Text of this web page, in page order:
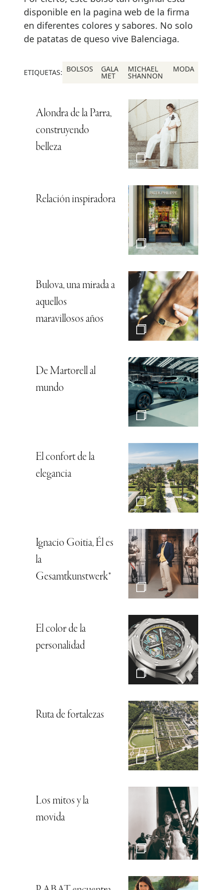
disponible en la pagina web de la firma
en diferentes colores y sabores. No solo
de patatas de queso vive Balenciaga.
ETIQUETAS: BOLSOS GALA
MET
MICHAEL
SHANNON
MODA
Alondra de la Parra,
construyendo
belleza
Relación inspiradora
Bulova, una mirada a
aquellos
maravillosos años
De Martorell al
mundo
El confort de la
elegancia
Ignacio Goitia, Él es
la
Gesamtkunstwerk*
El color de la
personalidad
Ruta de fortalezas
Los mitos y la
movida